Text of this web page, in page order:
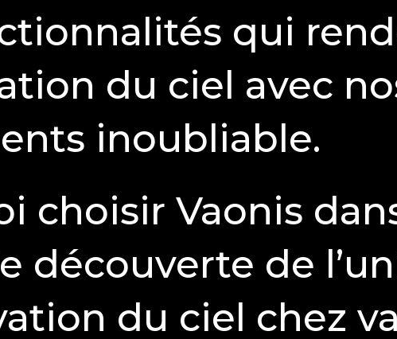
qui
du ciel avec
inoubliable.
choisir Vaonis
découverte de
du ciel chez